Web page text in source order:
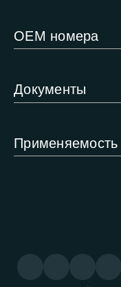
ОЕМ номера
Документы
Применяемость